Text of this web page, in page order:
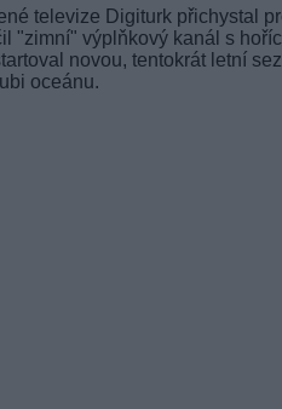
televize Digiturk přichystal
"zimní" výplňkový kanál s
novou, tentokrát letní
oceánu.